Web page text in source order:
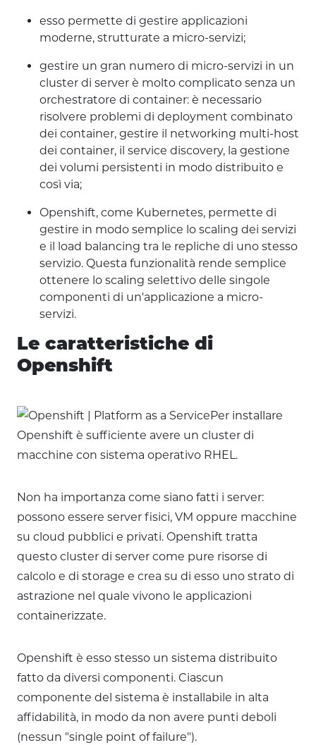
esso permette di gestire applicazioni
moderne, strutturate a micro-servizi;
gestire un gran numero di micro-servizi in un
cluster di server è molto complicato senza un
orchestratore di container: è necessario
risolvere problemi di deployment combinato
dei container, gestire il networking multi-host
dei container, il service discovery, la gestione
dei volumi persistenti in modo distribuito e
così via;
Openshift, come Kubernetes, permette di
gestire in modo semplice lo scaling dei servizi
e il load balancing tra le repliche di uno stesso
servizio. Questa funzionalità rende semplice
ottenere lo scaling selettivo delle singole
componenti di un'applicazione a micro-
servizi.
Le caratteristiche di
Openshift
Per installare
Openshift è sufficiente avere un cluster di
macchine con sistema operativo RHEL.
Non ha importanza come siano fatti i server:
possono essere server fisici, VM oppure macchine
su cloud pubblici e privati. Openshift tratta
questo cluster di server come pure risorse di
calcolo e di storage e crea su di esso uno strato di
astrazione nel quale vivono le applicazioni
containerizzate.
Openshift è esso stesso un sistema distribuito
fatto da diversi componenti. Ciascun
componente del sistema è installabile in alta
affidabilità, in modo da non avere punti deboli
(nessun "single point of failure").